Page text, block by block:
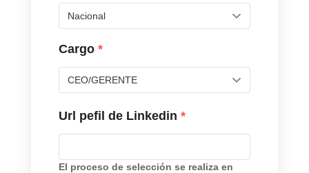
Cargo *
Url pefil de Linkedin *
El proceso de selección se realiza en